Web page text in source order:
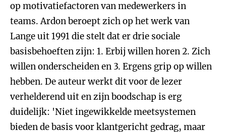
op motivatiefactoren van medewerkers in
teams. Ardon beroept zich op het werk van
Lange uit 1991 die stelt dat er drie sociale
basisbehoeften zijn: 1. Erbij willen horen 2. Zich
willen onderscheiden en 3. Ergens grip op willen
hebben. De auteur werkt dit voor de lezer
verhelderend uit en zijn boodschap is erg
duidelijk: 'Niet ingewikkelde meetsystemen
bieden de basis voor klantgericht gedrag, maar